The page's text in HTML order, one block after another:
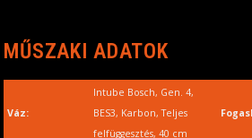
MŰSZAKI ADATOK
Váz:
Intube Bosch, Gen. 4,
BES3, Karbon, Teljes
felfüggesztés, 40 cm